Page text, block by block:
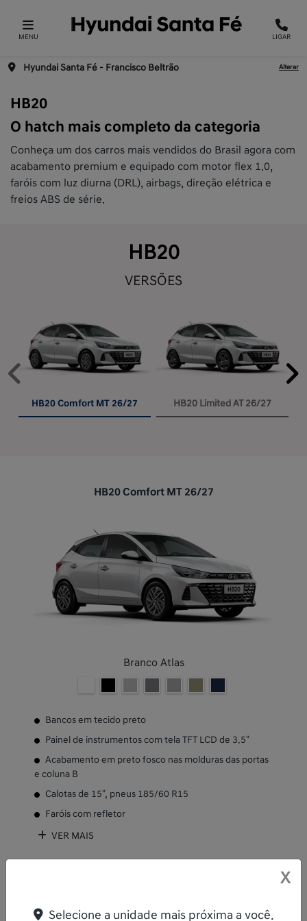
MENU LIGAR
Hyundai Santa Fé - Francisco Beltrão Alterar
HB20
O hatch mais completo da categoria
Conheça um dos carros mais vendidos do Brasil agora com
acabamento premium e equipado com motor flex 1.0,
faróis com luz diurna (DRL), airbags, direção elétrica e
freios ABS de série.
HB20
VERSÕES
HB20 Comfort MT 26/27 HB20 Limited AT 26/27
Anterior
HB20 Comfort MT 26/27
Branco Atlas
Bancos em tecido preto
Painel de instrumentos com tela TFT LCD de 3.5"
Acabamento em preto fosco nas molduras das portas
e coluna B
Calotas de 15", pneus 185/60 R15
Faróis com refletor
VER MAIS
X
Selecione a unidade mais próxima a você.